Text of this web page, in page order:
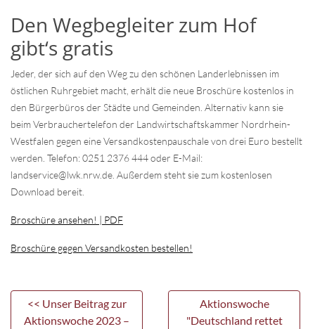
Den Wegbegleiter zum Hof
gibt‘s gratis
Jeder, der sich auf den Weg zu den schönen Landerlebnissen im
östlichen Ruhrgebiet macht, erhält die neue Broschüre kostenlos in
den Bürgerbüros der Städte und Gemeinden. Alternativ kann sie
beim Verbrauchertelefon der Landwirtschaftskammer Nordrhein-
Westfalen gegen eine Versandkostenpauschale von drei Euro bestellt
werden. Telefon: 0251 2376 444 oder E-Mail:
landservice@lwk.nrw.de. Außerdem steht sie zum kostenlosen
Download bereit.
Broschüre ansehen! | PDF
Broschüre gegen Versandkosten bestellen!
<< Unser Beitrag zur
Aktionswoche 2023 –
Aktionswoche
"Deutschland rettet